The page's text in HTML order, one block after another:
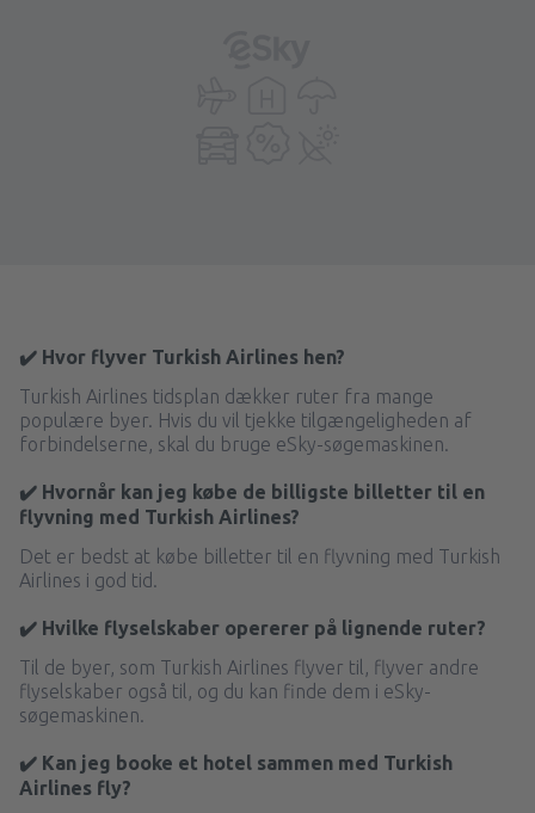
✔️ Hvor flyver Turkish Airlines hen?
Turkish Airlines tidsplan dækker ruter fra mange
populære byer. Hvis du vil tjekke tilgængeligheden af
forbindelserne, skal du bruge eSky-søgemaskinen.
✔️ Hvornår kan jeg købe de billigste billetter til en
flyvning med Turkish Airlines?
Det er bedst at købe billetter til en flyvning med Turkish
Airlines i god tid.
✔️ Hvilke flyselskaber opererer på lignende ruter?
Til de byer, som Turkish Airlines flyver til, flyver andre
flyselskaber også til, og du kan finde dem i eSky-
søgemaskinen.
✔️ Kan jeg booke et hotel sammen med Turkish
Airlines fly?